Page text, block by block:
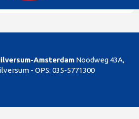
Amsterdam Noodweg 43A,
- OPS: 035-5771300